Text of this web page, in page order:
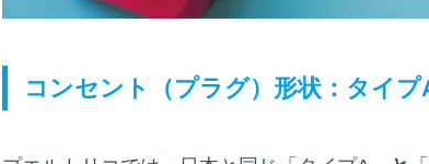
コンセント（プラグ）形状：タイプ